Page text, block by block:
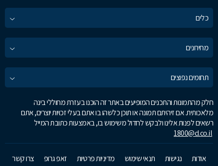
כלים
מחירונים
תחומים נפוצים
חלק מהתמונות והתכנים המופיעים באתר זה הוכנו בעזרת מחוללי בינה
מלאכותית. אם זיהיתם תמונה או תוכן כלשהו בו אתם בעלי זכויות יוצרים, אתם
רשאים לפנות אלינו ולבקש לחדול משימוש בו, באמצעות כתובת המייל
1800@d.co.il
אודות נגישות תנאי שימוש מדיניות פרטיות זאפ גרופ צרו קשר